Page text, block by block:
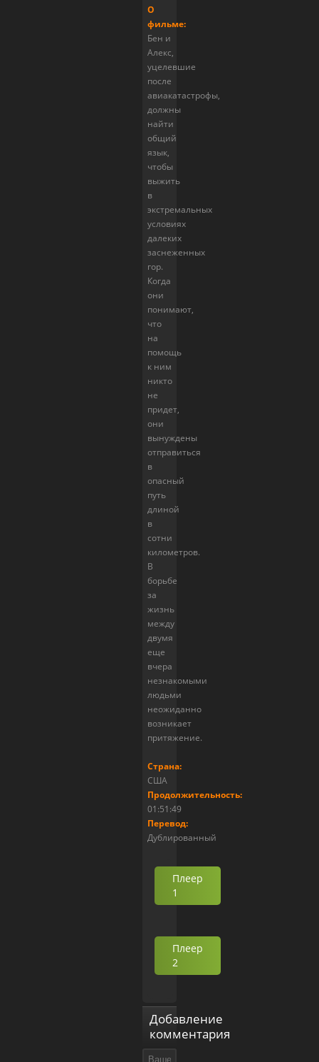
О
фильме:
Бен и
Алекс,
уцелевшие
после
авиакатастрофы,
должны
найти
общий
язык,
чтобы
выжить
в
экстремальных
условиях
далеких
заснеженных
гор.
Когда
они
понимают,
что
на
помощь
к ним
никто
не
придет,
они
вынуждены
отправиться
в
опасный
путь
длиной
в
сотни
километров.
В
борьбе
за
жизнь
между
двумя
еще
вчера
незнакомыми
людьми
неожиданно
возникает
притяжение.
Страна:
США
Продолжительность:
01:51:49
Перевод:
Дублированный
Плеер
1
Плеер
2
Добавление
комментария